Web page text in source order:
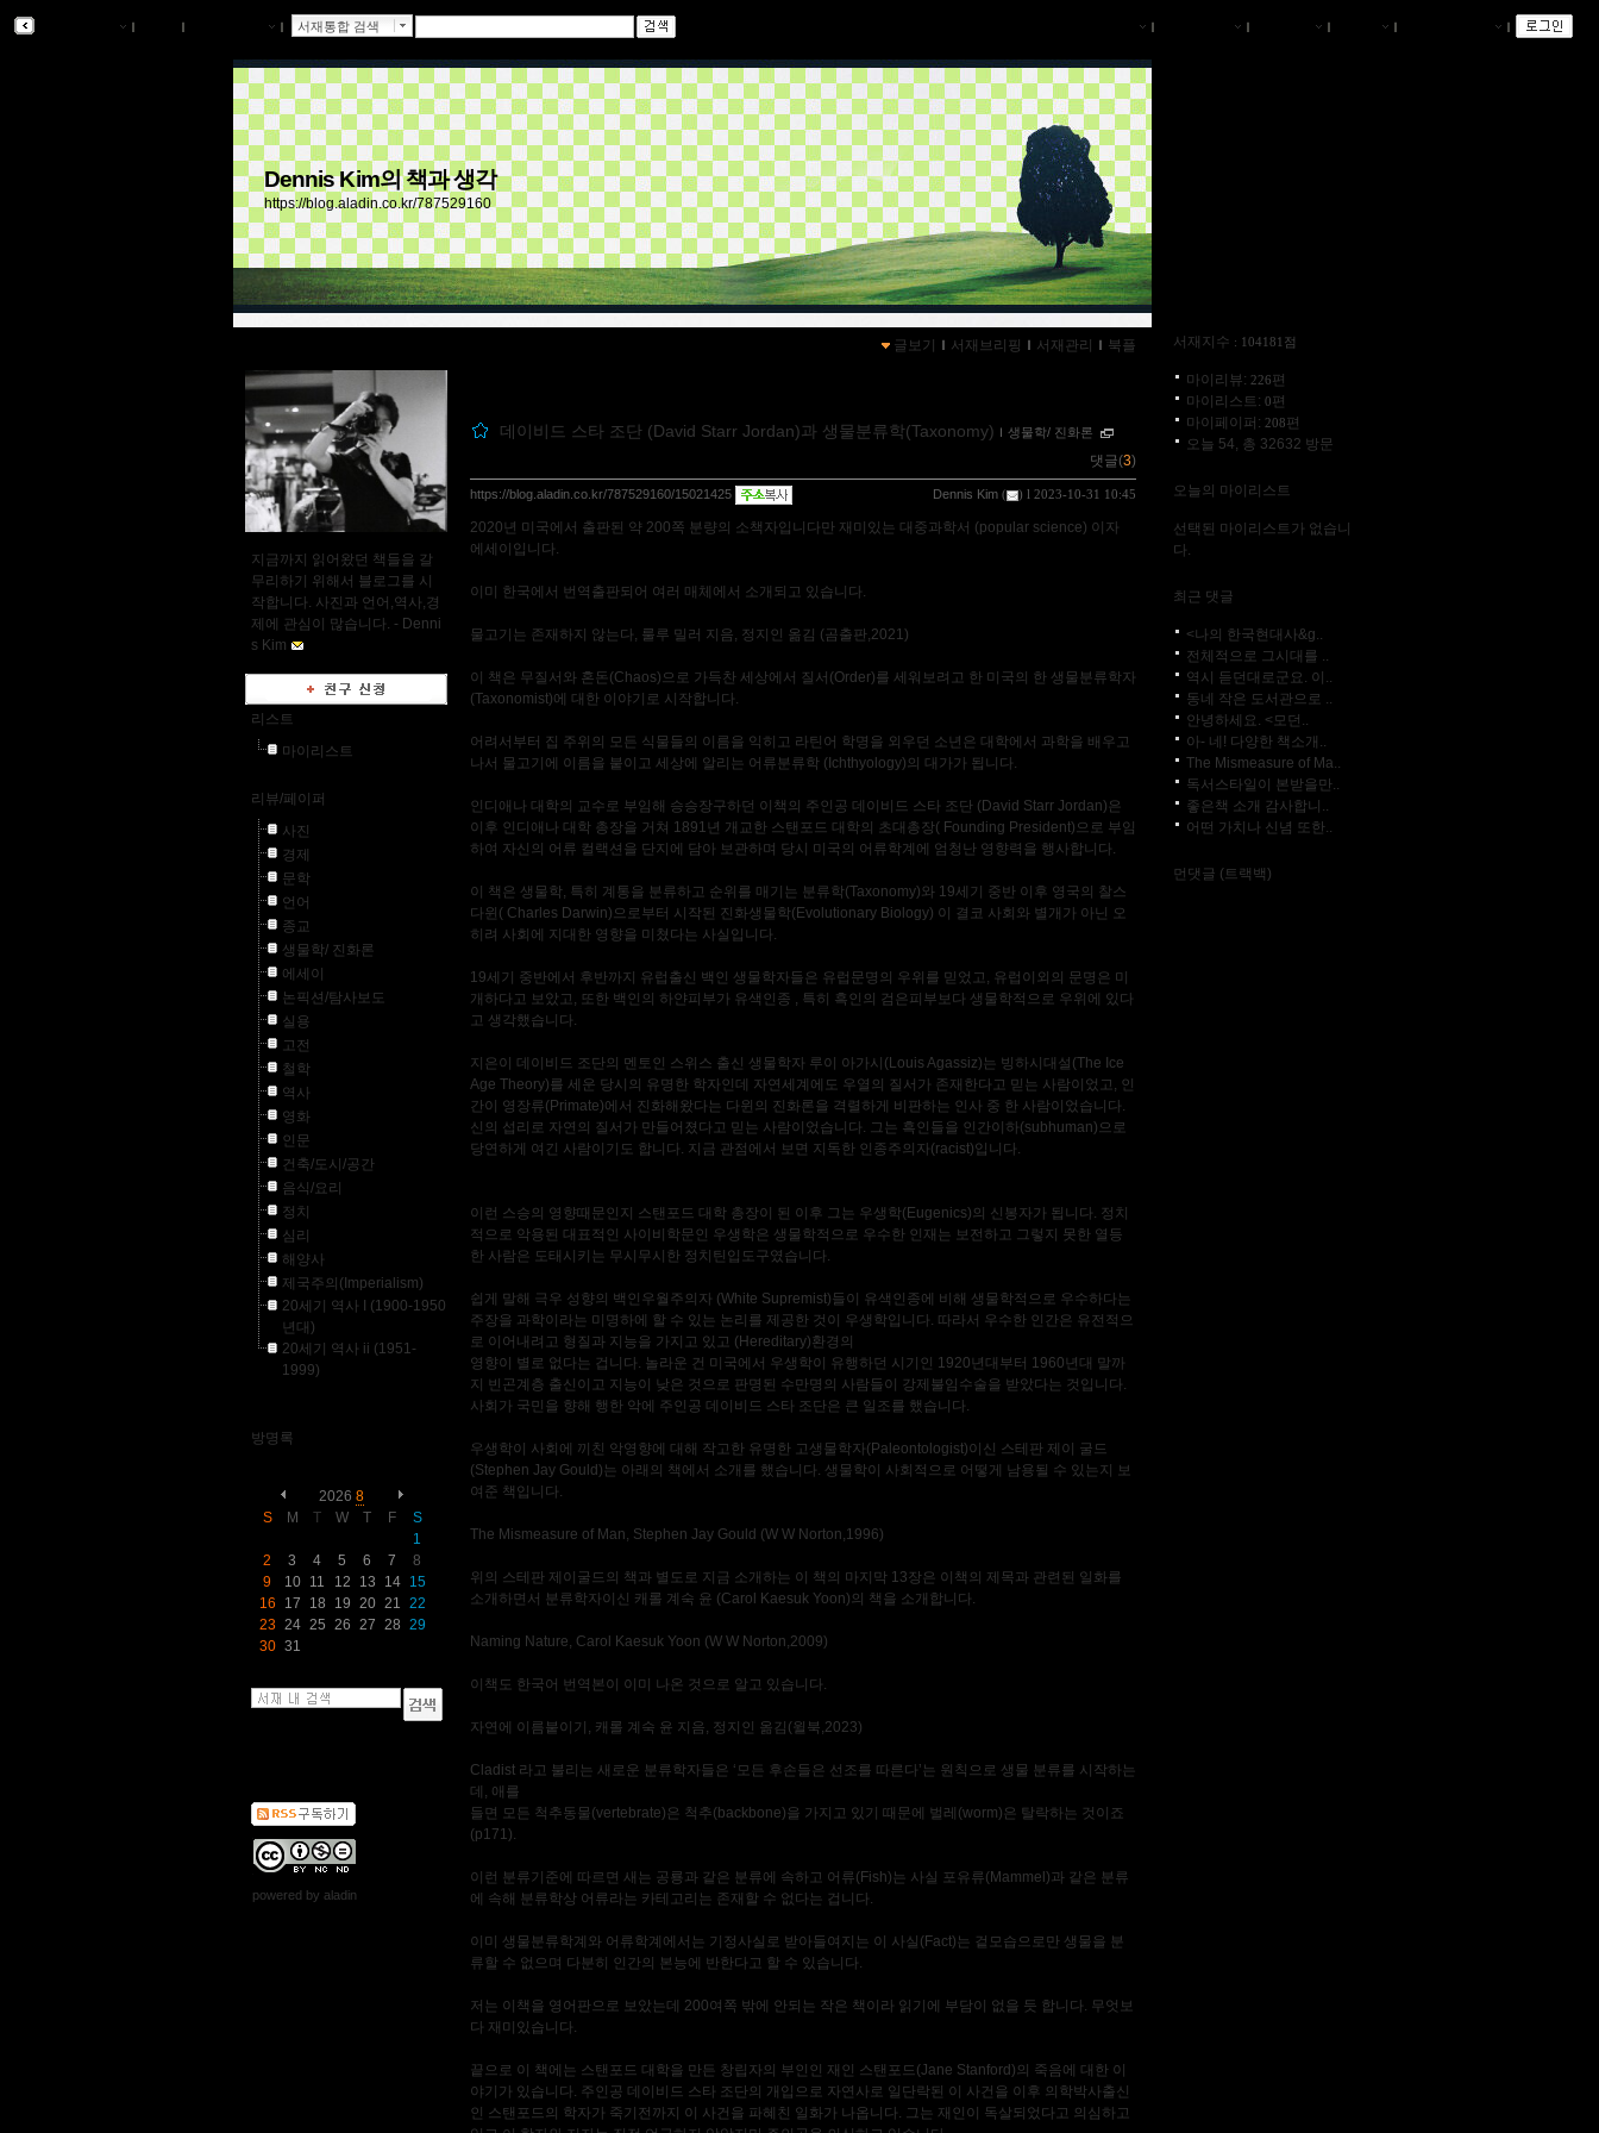
ｌ ｌ ｌ 서재통합 검색 ｌ ｌ ｌ ｌ ｌ
Dennis Kim의 책과 생각
https://blog.aladin.co.kr/787529160
글보기 ｌ 서재브리핑 ｌ 서재관리 ｌ 북플
지금까지 읽어왔던 책들을 갈
무리하기 위해서 블로그를 시
작합니다. 사진과 언어,역사,경
제에 관심이 많습니다. - Denni
s Kim
리스트
마이리스트
리뷰/페이퍼
사진
경제
문학
언어
종교
생물학/ 진화론
에세이
논픽션/탐사보도
실용
고전
철학
역사
영화
인문
건축/도시/공간
음식/요리
정치
심리
해양사
제국주의(Imperialism)
20세기 역사 I (1900-1950
년대)
20세기 역사 ii (1951-
1999)
방명록
2026 8
S
M T W T F
S
1
2
3 4 5 6 7
8
9
10 11 12 13 14
15
16
17 18 19 20 21 22
23 24 25 26 27 28 29
30 31
powered by aladin
데이비드 스타 조단 (David Starr Jordan)과 생물분류학(Taxonomy) ｌ 생물학/ 진화론
댓글(3)
Dennis Kim ( ) l 2023-10-31 10:45
https://blog.aladin.co.kr/787529160/15021425
2020년 미국에서 출판된 약 200쪽 분량의 소책자입니다만 재미있는 대중과학서 (popular science) 이자
에세이입니다.
이미 한국에서 번역출판되어 여러 매체에서 소개되고 있습니다.
물고기는 존재하지 않는다, 룰루 밀러 지음, 정지인 옮김 (곰출판,2021)
이 책은 무질서와 혼돈(Chaos)으로 가득찬 세상에서 질서(Order)를 세워보려고 한 미국의 한 생물분류학자
(Taxonomist)에 대한 이야기로 시작합니다.
어려서부터 집 주위의 모든 식물들의 이름을 익히고 라틴어 학명을 외우던 소년은 대학에서 과학을 배우고
나서 물고기에 이름을 붙이고 세상에 알리는 어류분류학 (Ichthyology)의 대가가 됩니다.
인디애나 대학의 교수로 부임해 승승장구하던 이책의 주인공 데이비드 스타 조단 (David Starr Jordan)은
이후 인디애나 대학 총장을 거쳐 1891년 개교한 스탠포드 대학의 초대총장( Founding President)으로 부임
하여 자신의 어류 컬랙션을 단지에 담아 보관하며 당시 미국의 어류학계에 엄청난 영향력을 행사합니다.
이 책은 생물학, 특히 계통을 분류하고 순위를 매기는 분류학(Taxonomy)와 19세기 중반 이후 영국의 찰스
다윈( Charles Darwin)으로부터 시작된 진화생물학(Evolutionary Biology) 이 결코 사회와 별개가 아닌 오
히려 사회에 지대한 영향을 미쳤다는 사실입니다.
19세기 중반에서 후반까지 유럽출신 백인 생물학자들은 유럽문명의 우위를 믿었고, 유럽이외의 문명은 미
개하다고 보았고, 또한 백인의 하얀피부가 유색인종 , 특히 흑인의 검은피부보다 생물학적으로 우위에 있다
고 생각했습니다.
지은이 데이비드 조단의 멘토인 스위스 출신 생물학자 루이 아가시(Louis Agassiz)는 빙하시대설(The Ice
Age Theory)를 세운 당시의 유명한 학자인데 자연세계에도 우열의 질서가 존재한다고 믿는 사람이었고, 인
간이 영장류(Primate)에서 진화해왔다는 다윈의 진화론을 격렬하게 비판하는 인사 중 한 사람이었습니다.
신의 섭리로 자연의 질서가 만들어졌다고 믿는 사람이었습니다. 그는 흑인들을 인간이하(subhuman)으로
당연하게 여긴 사람이기도 합니다. 지금 관점에서 보면 지독한 인종주의자(racist)입니다.
이런 스승의 영향때문인지 스탠포드 대학 총장이 된 이후 그는 우생학(Eugenics)의 신봉자가 됩니다. 정치
적으로 악용된 대표적인 사이비학문인 우생학은 생물학적으로 우수한 인재는 보전하고 그렇지 못한 열등
한 사람은 도태시키는 무시무시한 정치틴입도구였습니다.
쉽게 말해 극우 성향의 백인우월주의자 (White Supremist)들이 유색인종에 비해 생물학적으로 우수하다는
주장을 과학이라는 미명하에 할 수 있는 논리를 제공한 것이 우생학입니다. 따라서 우수한 인간은 유전적으
로 이어내려고 형질과 지능을 가지고 있고 (Hereditary)환경의
영향이 별로 없다는 겁니다. 놀라운 건 미국에서 우생학이 유행하던 시기인 1920년대부터 1960년대 말까
지 빈곤계층 출신이고 지능이 낮은 것으로 판명된 수만명의 사람들이 강제불임수술을 받았다는 것입니다.
사회가 국민을 향해 행한 악에 주인공 데이비드 스타 조단은 큰 일조를 했습니다.
우생학이 사회에 끼친 악영향에 대해 작고한 유명한 고생물학자(Paleontologist)이신 스테판 제이 굴드
(Stephen Jay Gould)는 아래의 책에서 소개를 했습니다. 생물학이 사회적으로 어떻게 남용될 수 있는지 보
여준 책입니다.
The Mismeasure of Man, Stephen Jay Gould (W W Norton,1996)
위의 스테판 제이굴드의 책과 별도로 지금 소개하는 이 책의 마지막 13장은 이책의 제목과 관련된 일화를
소개하면서 분류학자이신 캐롤 계숙 윤 (Carol Kaesuk Yoon)의 책을 소개합니다.
Naming Nature, Carol Kaesuk Yoon (W W Norton,2009)
이책도 한국어 번역본이 이미 나온 것으로 알고 있습니다.
자연에 이름붙이기, 캐롤 계숙 윤 지음, 정지인 옮김(윌북,2023)
Cladist 라고 불리는 새로운 분류학자들은 ‘모든 후손들은 선조를 따른다’는 원칙으로 생물 분류를 시작하는
데, 애를
들면 모든 척추동물(vertebrate)은 척추(backbone)을 가지고 있기 때문에 벌레(worm)은 탈락하는 것이죠
(p171).
이런 분류기준에 따르면 새는 공룡과 같은 분류에 속하고 어류(Fish)는 사실 포유류(Mammel)과 같은 분류
에 속해 분류학상 어류라는 카테고리는 존재할 수 없다는 겁니다.
이미 생물분류학계와 어류학계에서는 기정사실로 받아들여지는 이 사실(Fact)는 겉모습으로만 생물을 분
류할 수 없으며 다분히 인간의 본능에 반한다고 할 수 있습니다.
저는 이책을 영어판으로 보았는데 200여쪽 밖에 안되는 작은 책이라 읽기에 부담이 없을 듯 합니다. 무엇보
다 재미있습니다.
끝으로 이 책에는 스탠포드 대학을 만든 창립자의 부인인 재인 스탠포드(Jane Stanford)의 죽음에 대한 이
야기가 있습니다. 주인공 데이비드 스타 조단의 개입으로 자연사로 일단락된 이 사건을 이후 의학박사출신
인 스탠포드의 학자가 죽기전까지 이 사건을 파혜친 일화가 나옵니다. 그는 재인이 독살되었다고 의심하고
서재지수 : 104181점
마이리뷰: 226편
마이리스트: 0편
마이페이퍼: 208편
오늘 54, 총 32632 방문
오늘의 마이리스트
선택된 마이리스트가 없습니
다.
최근 댓글
<나의 한국현대사&g..
전체적으로 그시대를 ..
역시 듣던대로군요. 이..
동네 작은 도서관으로 ..
안녕하세요. <모던..
아- 네! 다양한 책소개..
The Mismeasure of Ma..
독서스타일이 본받을만..
좋은책 소개 감사합니..
어떤 가치나 신념 또한..
먼댓글 (트랙백)